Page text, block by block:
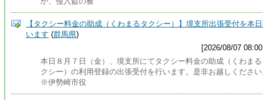
【タクシー料金の助成（くわまるタクシー）】境支所出張受付を本
います (群馬県)
[2026/08/07
本日８月７日（金）、境支所にてタクシー料金の助成（くわま
クシー）の利用登録の出張受付を行います。是非お越しくださ
※伊勢崎市役